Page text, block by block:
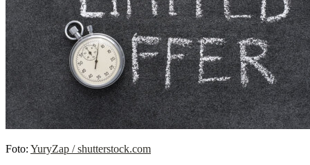
Foto: YuryZap / shutterstock.com